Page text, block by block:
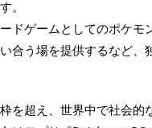
。
ドゲームとしてのポケ
合う場を提供するなど
を超え、世界中で社会的